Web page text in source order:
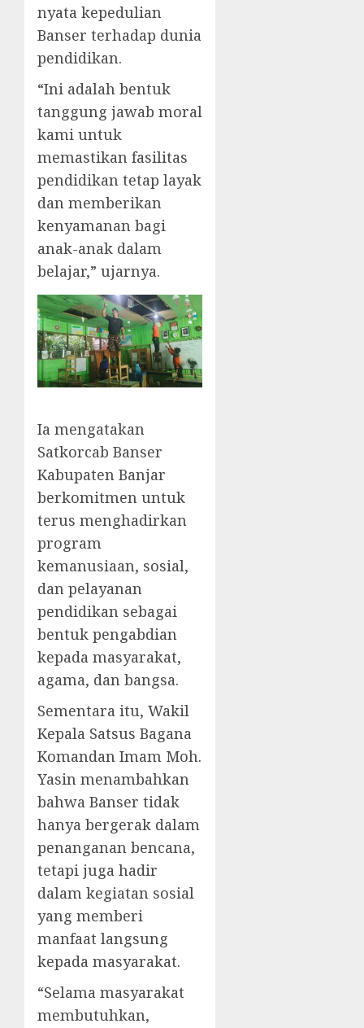
nyata kepedulian
Banser terhadap dunia
pendidikan.
“Ini adalah bentuk
tanggung jawab moral
kami untuk
memastikan fasilitas
pendidikan tetap layak
dan memberikan
kenyamanan bagi
anak-anak dalam
belajar,” ujarnya.
Ia mengatakan
Satkorcab Banser
Kabupaten Banjar
berkomitmen untuk
terus menghadirkan
program
kemanusiaan, sosial,
dan pelayanan
pendidikan sebagai
bentuk pengabdian
kepada masyarakat,
agama, dan bangsa.
Sementara itu, Wakil
Kepala Satsus Bagana
Komandan Imam Moh.
Yasin menambahkan
bahwa Banser tidak
hanya bergerak dalam
penanganan bencana,
tetapi juga hadir
dalam kegiatan sosial
yang memberi
manfaat langsung
kepada masyarakat.
“Selama masyarakat
membutuhkan,